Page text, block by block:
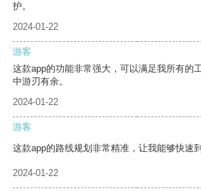
护。
2024-01-22
游客
这款app的功能非常强大，可以满足我所有的
中游刃有余。
2024-01-22
游客
这款app的路线规划非常精准，让我能够快速
2024-01-22